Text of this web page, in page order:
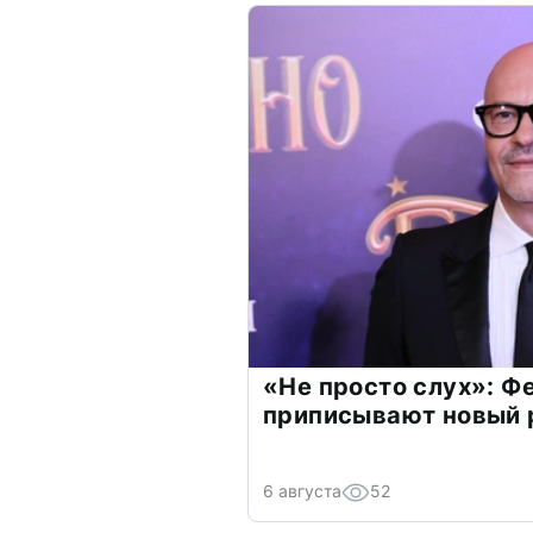
«Не просто слух»:
приписывают новый
6 августа 52